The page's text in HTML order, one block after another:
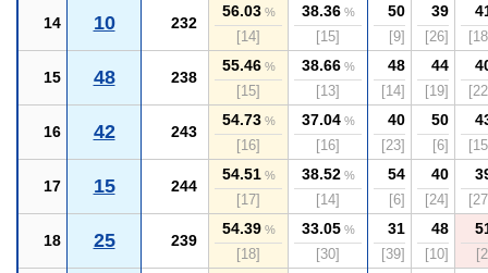
14 10 232
56.03%
[14]
38.36%
[15]
50
[9]
39
[26]
15 48 238
55.46%
[15]
38.66%
[13]
48
[14]
44
[19]
16 42 243
54.73%
[16]
37.04%
[16]
40
[23]
50
[6]
17 15 244
54.51%
[17]
38.52%
[14]
54
[6]
40
[24]
18 25 239
54.39%
[18]
33.05%
[30]
31
[39]
48
[10]